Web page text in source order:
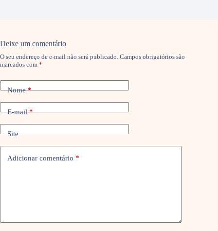
Deixe um comentário
O seu endereço de e-mail não será publicado. Campos obrigatórios são
marcados com *
Nome*
E-mail*
Site
Adicionar comentário *